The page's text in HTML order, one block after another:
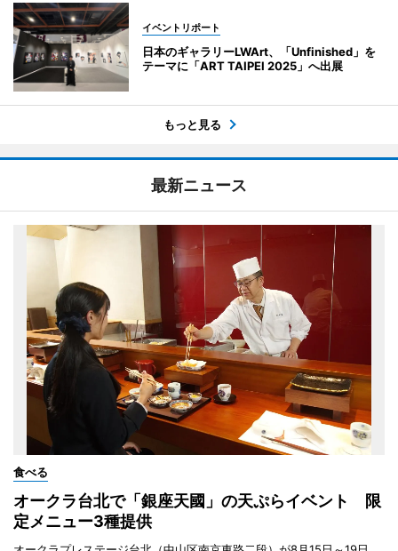
イベントリポート
日本のギャラリーLWArt、「Unfinished」を
テーマに「ART TAIPEI 2025」へ出展
もっと見る
最新ニュース
食べる
オークラ台北で「銀座天國」の天ぷらイベント 限
定メニュー3種提供